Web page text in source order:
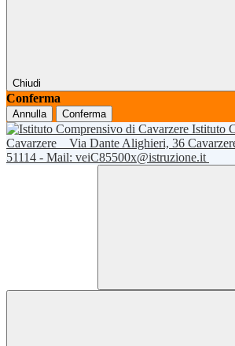
Chiudi
Conferma
Annulla Conferma
Istituto
Cavarzere
Via Dante Alighieri, 36
51114 - Mail: veiC85500x@istruzione.it